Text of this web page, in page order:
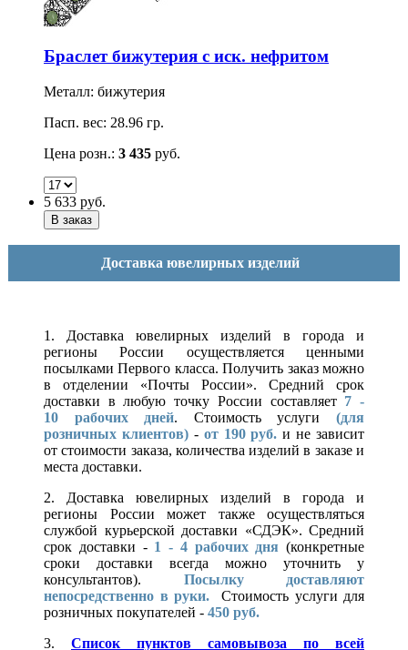
Браслет бижутерия с иск. нефритом
Металл: бижутерия
Пасп. вес: 28.96 гр.
Цена розн.: 3 435 руб.
5 633 руб.
Доставка ювелирных изделий
1. Доставка ювелирных изделий в города и
регионы России осуществляется ценными
посылками Первого класса. Получить заказ можно
в отделении «Почты России». Средний срок
доставки в любую точку России составляет 7 -
10 рабочих дней. Стоимость услуги(для
розничных клиентов)- от 190 руб. и не зависит
от стоимости заказа, количества изделий в заказе и
места доставки.
2. Доставка ювелирных изделий в города и
регионы России может также осуществляться
службой курьерской доставки «СДЭК». Средний
срок доставки - 1 - 4 рабочих дня (конкретные
сроки доставки всегда можно уточнить у
консультантов). Посылку доставляют
непосредственно в руки.
Стоимость услуги для
розничных покупателей - 450 руб.
3. Список пунктов самовывоза по всей